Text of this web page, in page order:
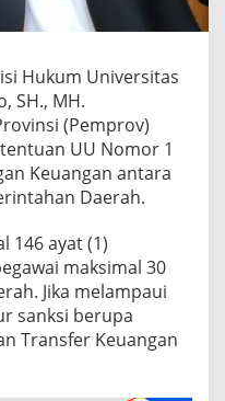
Hukum Universitas
SH., MH.
(Pemprov)
UU Nomor 1
Keuangan antara
Daerah.
146 ayat (1)
maksimal 30
Jika melampaui
sanksi berupa
Transfer Keuangan